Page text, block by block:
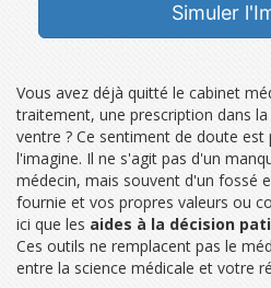
Simuler
Vous avez déjà quitté le cabinet
traitement, une prescription dans
ventre ? Ce sentiment de doute
l'imagine. Il ne s'agit pas d'un
médecin, mais souvent d'un fossé
fournie et vos propres valeurs ou
ici que les aides à la décision
Ces outils ne remplacent pas le
entre la science médicale et votre